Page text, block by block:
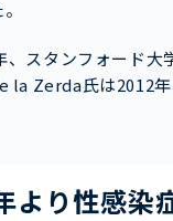
、スタンフォード
la Zerda氏は2012
より性感染